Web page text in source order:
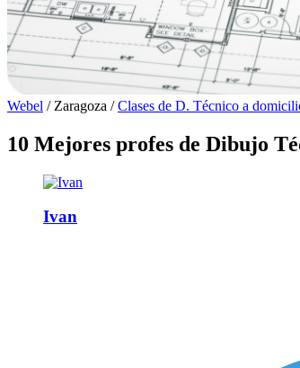
Webel / Zaragoza / Clases de D. Técnico a
10 Mejores profes de Dibujo
Ivan